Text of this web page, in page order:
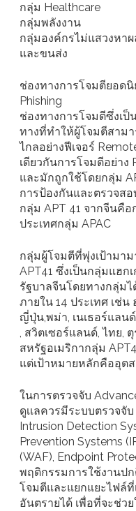
กลุ่ม Healthcare
กลุ่มพลังงาน
กลุ่มองค์กรไม่แสวงหา
และขนส่ง
ช่องทางการโจมตียอด
Phishing
ช่องทางการโจมตีซึ่งเป็
ทางที่ทำให้ผู้โจมตีสาม
ไกลอย่างฟีเจอร์
เดียวกันการโจมตีอย่าง
และมักถูกใช้โดยกลุ่ม
การป้องกันและตรวจสอ
กลุ่ม APT 41 จากจีนคื
ประเทศกลุ่ม APAC
กลุ่มผู้โจมตีที่พุ่งเป้ามา
APT41 ซึ่งเป็นกลุ่มแฮก
รัฐบาลจีนโดยทางกลุ่ม
ภายใน 14 ประเทศ เช่น
ญี่ปุ่น,พม่า, เนเธอร์แลน
, สวิตเซอร์แลนด์, ไทย,
สหรัฐอเมริกากลุ่ม
แต่เป้าหมายหลักคืออุต
ในการตรวจจับ
ดูเเลควรมีระบบตรวจจั
Intrusion Detection
Prevention Systems
(WAF), Endpoint
พฤติกรรมการใช้งานป
โจมตีและแยกแยะไฟล์
อันตรายได้ เพื่อที่จะช่ว